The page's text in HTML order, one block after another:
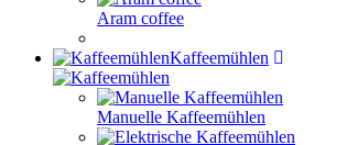
Aram coffee
Kaffeemühlen
Manuelle Kaffeemühlen